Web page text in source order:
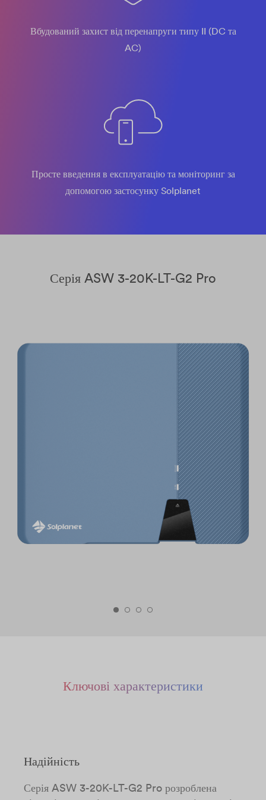
Вбудований захист від перенапруги типу II (DC та
AC)
Просте введення в експлуатацію та моніторинг за
допомогою застосунку Solplanet
Серія ASW 3-20K-LT-G2 Pro
Ключові характеристики
Надійність
Серія ASW 3-20K-LT-G2 Pro розроблена